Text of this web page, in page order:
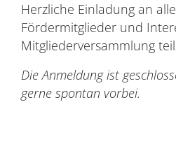
Herzliche Einladung an
Fördermitglieder und
Mitgliederversammlung
Die Anmeldung ist
gerne spontan vorbei.